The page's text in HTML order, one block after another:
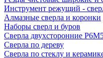
Инструмент режущий -
Алмазные сверла и коронки
Наборы сверл и буров
Сверла двухсторонние
Сверла по дереву
Сверла по стеклу и